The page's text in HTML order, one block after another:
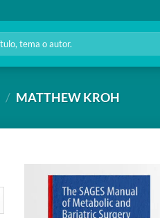
/ MATTHEW KROH